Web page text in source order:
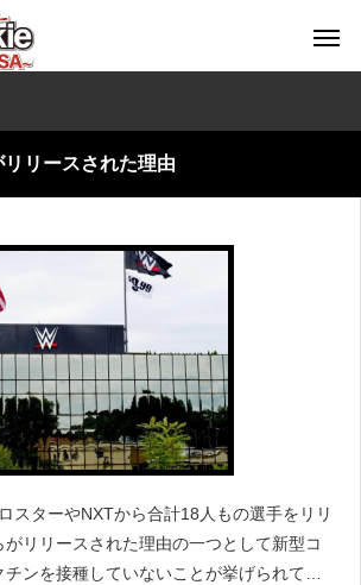
リースされた理由
スターやNXTから合計18人もの選手をリリ
リリースされた理由の一つとして新型コ
ンを接種していないことが挙げられてお